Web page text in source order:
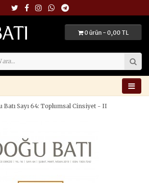
0 ürün - 0,00 TL
Batı Sayı 64: Toplumsal Cinsiyet - II